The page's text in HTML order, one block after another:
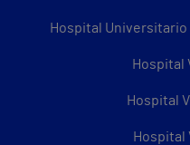
Hospital Universitario
Hospital
Hospital
Hospital